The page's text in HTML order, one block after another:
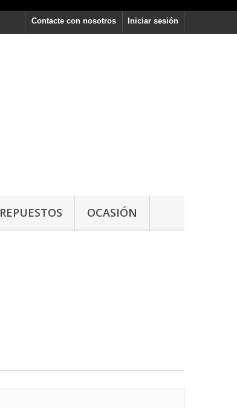
Iniciar sesión
Contacte con nosotros
REPUESTOS OCASIÓN